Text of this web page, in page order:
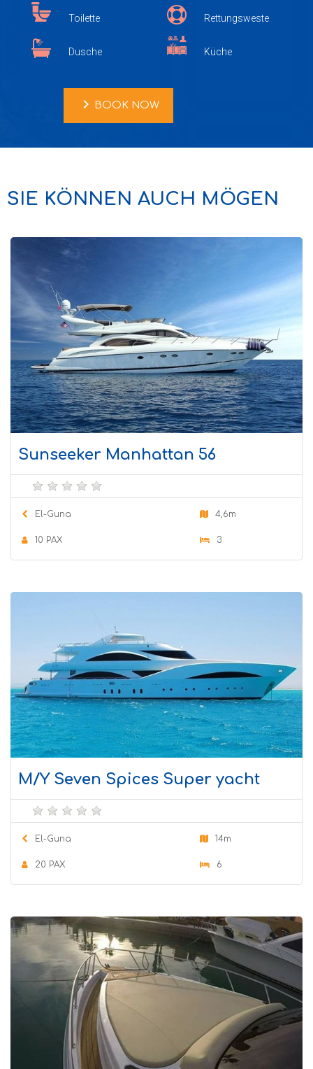
Toilette Rettungsweste
Dusche Küche
chevron_right BOOK NOW
SIE KÖNNEN AUCH MÖGEN
Sunseeker Manhattan 56
El-Guna 4,6m
10 PAX 3
M/Y Seven Spices Super yacht
El-Guna 14m
20 PAX 6